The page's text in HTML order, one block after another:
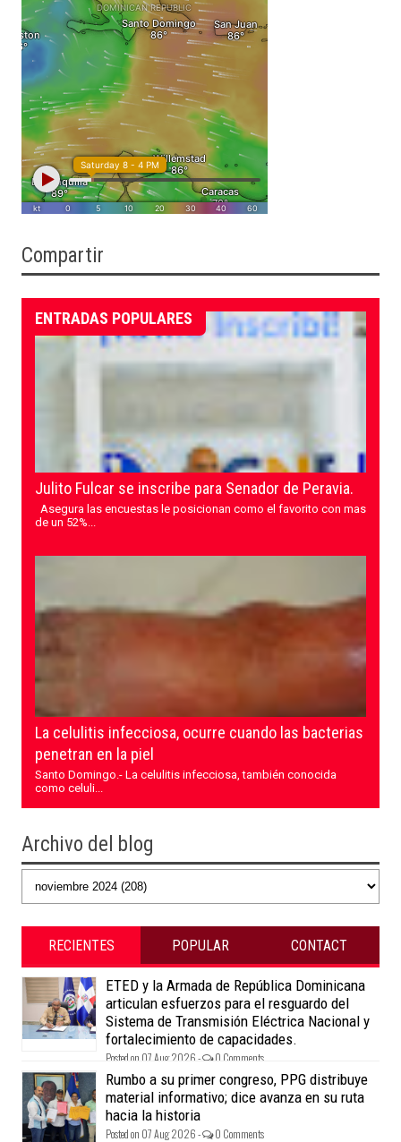
Compartir
ENTRADAS POPULARES
Julito Fulcar se inscribe para Senador de Peravia.
Asegura las encuestas le posicionan como el favorito con mas
de un 52%...
La celulitis infecciosa, ocurre cuando las bacterias
penetran en la piel
Santo Domingo.- La celulitis infecciosa, también conocida
como celuli...
Archivo del blog
RECIENTES POPULAR CONTACT
ETED y la Armada de República Dominicana
articulan esfuerzos para el resguardo del
Sistema de Transmisión Eléctrica Nacional y
fortalecimiento de capacidades.
Posted on 07 Aug 2026 - 0 Comments
Rumbo a su primer congreso, PPG distribuye
material informativo; dice avanza en su ruta
hacia la historia
Posted on 07 Aug 2026 - 0 Comments